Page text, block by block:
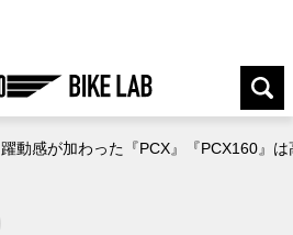
躍動感が加わった『PCX』『PCX160』